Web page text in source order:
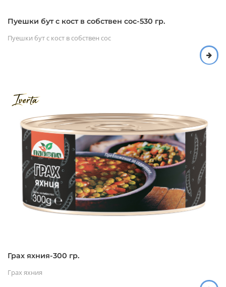
Пуешки бут с кост в собствен сос-530 гр.
Пуешки бут с кост в собствен сос
Грах яхния-300 гр.
Грах яхния